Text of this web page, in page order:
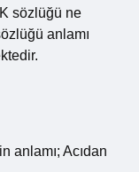
sözlüğü ne
anlamı
anlamı; Acıdan